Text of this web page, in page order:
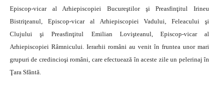
Episcop-vicar al Arhiepiscopiei Bucureştilor şi Preasfinţitul Irineu
Bistriţeanul, Episcop-vicar al Arhiepiscopiei Vadului, Feleacului şi
Clujului şi Preasfinţitul Emilian Lovişteanul, Episcop-vicar al
Arhiepiscopiei Râmnicului. Ierarhii români au venit în fruntea unor mari
grupuri de credincioşi români, care efectuează în aceste zile un pelerinaj în
Ţara Sfântă.